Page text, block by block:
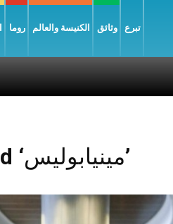
روما الكنيسة والعالم وثائق تبرع
Posts Tagged ‘مينيابوليس’